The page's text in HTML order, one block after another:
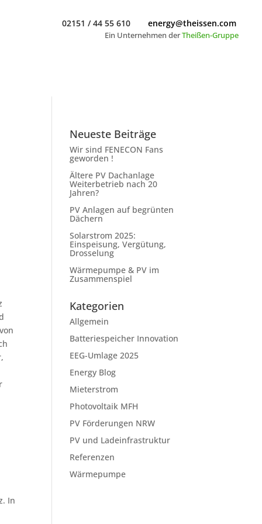
02151 / 44 55 610 energy@theissen.com
Ein Unternehmen derTheißen-Gruppe
02151 / 44 55 610 energy@theissen.com
Ein Unternehmen derTheißen-Gruppe
In
Neueste Beiträge
Wir sind FENECON Fans
geworden !
Ältere PV Dachanlage
Weiterbetrieb nach 20
Jahren?
PV Anlagen auf begrünten
Dächern
Solarstrom 2025:
Einspeisung, Vergütung,
Drosselung
Wärmepumpe & PV im
Zusammenspiel
Kategorien
Allgemein
Batteriespeicher Innovation
EEG-Umlage 2025
Energy Blog
Mieterstrom
Photovoltaik MFH
PV Förderungen NRW
PV und Ladeinfrastruktur
Referenzen
Wärmepumpe